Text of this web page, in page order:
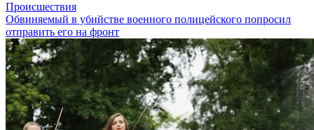
Происшествия
Обвиняемый в убийстве военного полицейского попросил
отправить его на фронт